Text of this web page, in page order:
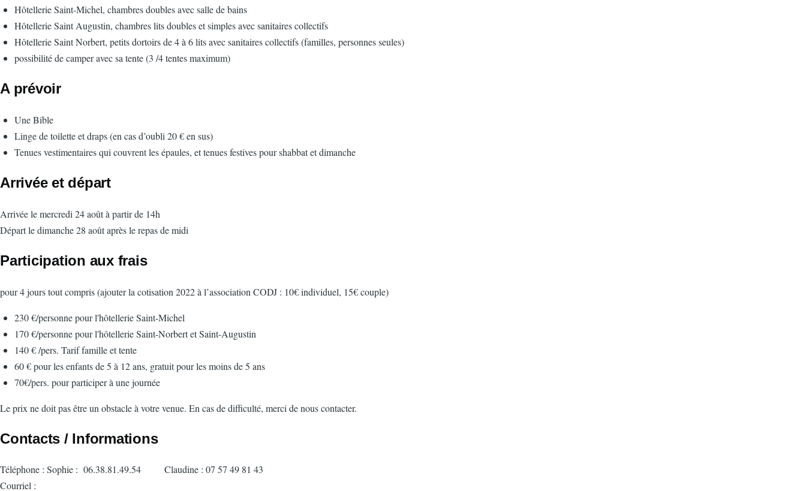
Hôtellerie Saint-Michel, chambres doubles avec salle de bains
Hôtellerie Saint Augustin, chambres lits doubles et simples avec sanitaires collectifs
Hôtellerie Saint Norbert, petits dortoirs de 4 à 6 lits avec sanitaires collectifs (familles, personnes seules)
possibilité de camper avec sa tente (3 /4 tentes maximum)
A prévoir
Une Bible
Linge de toilette et draps (en cas d’oubli 20 € en sus)
Tenues vestimentaires qui couvrent les épaules, et tenues festives pour shabbat et dimanche
Arrivée et départ
Arrivée le mercredi 24 août à partir de 14h
Départ le dimanche 28 août après le repas de midi
Participation aux frais
pour 4 jours tout compris (ajouter la cotisation 2022 à l’association CODJ : 10€ individuel, 15€ couple)
230 €/personne pour l'hôtellerie Saint-Michel
170 €/personne pour l'hôtellerie Saint-Norbert et Saint-Augustin
140 € /pers. Tarif famille et tente
60 € pour les enfants de 5 à 12 ans, gratuit pour les moins de 5 ans
70€/pers. pour participer à une journée
Le prix ne doit pas être un obstacle à votre venue. En cas de difficulté, merci de nous contacter.
Contacts / Informations
Téléphone : Sophie : 06.38.81.49.54 Claudine : 07 57 49 81 43
Courriel :